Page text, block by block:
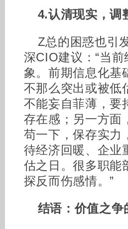
4.认清现实，调
Z总的困惑也引
深CIO建议：“当
象。前期信息化基
不那么突出或被低
不能妄自菲薄，要
存在感；另一方面
苟一下，保存实力
待经济回暖、企业
估之日。很多职能
探反而伤感情。”
结语：价值之争